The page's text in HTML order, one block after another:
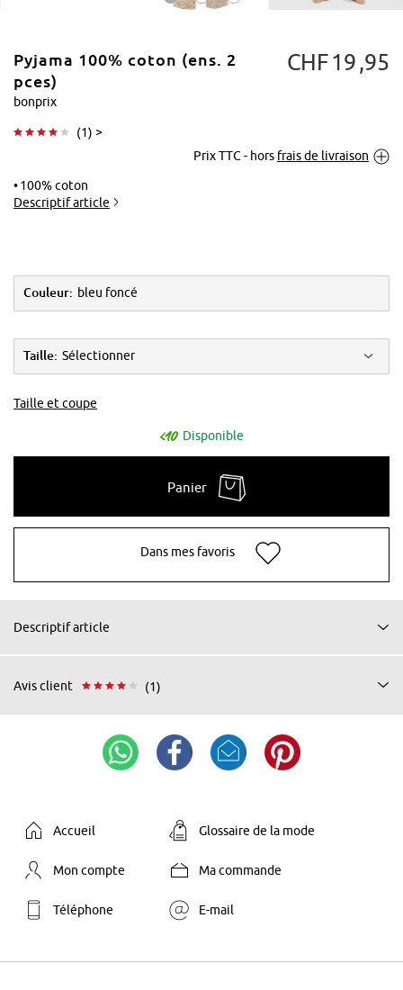
agrandir
Pyjama 100% coton (ens. 2
pces)
bonprix
(1) >
CHF19 95
Prix TTC - hors frais de livraison
100% coton
Descriptif article
Couleur: bleu foncé
Taille: Sélectionner
Taille et coupe
Disponible
Panier
Dans mes favoris
Descriptif article
Avis client (1)
Accueil Glossaire de la mode
Mon compte Ma commande
Téléphone E-mail